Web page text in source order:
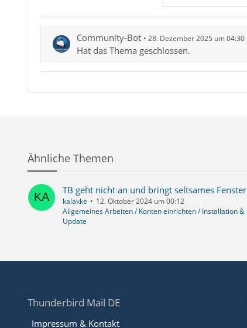
Community-Bot 28. Dezember 2025 um 04:30
Hat das Thema geschlossen.
Ähnliche Themen
TB geht nicht an und bringt seltsames Fenster
kalakke
12. Oktober 2024 um 00:12
Allgemeines Arbeiten / Konten einrichten / Installation &
Update
Thunderbird Mail DE
Impressum & Kontakt